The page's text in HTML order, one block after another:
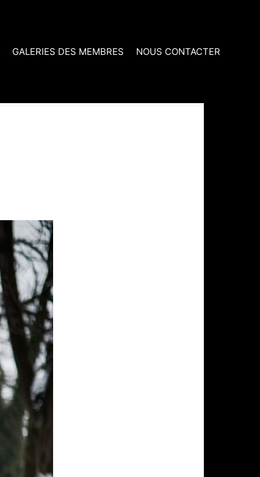
GALERIES DES MEMBRES NOUS CONTACTER